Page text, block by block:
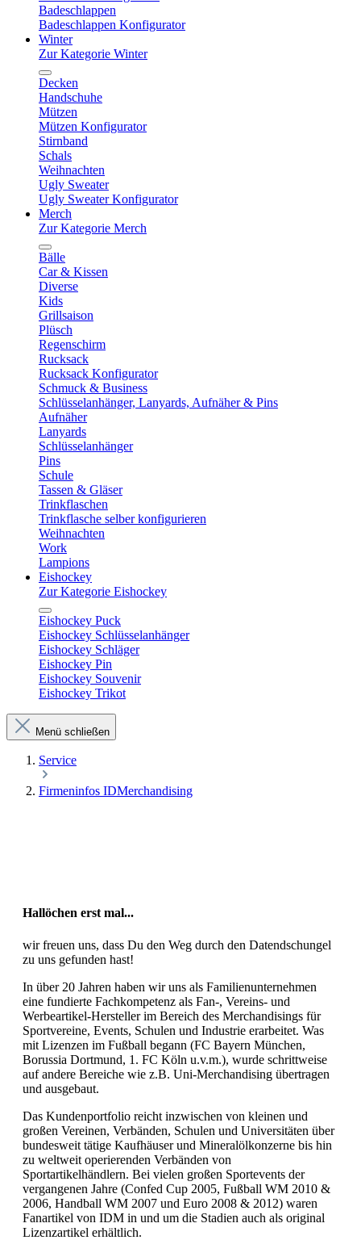
Badeschlappen
Badeschlappen Konfigurator
Winter
Zur Kategorie Winter
Decken
Handschuhe
Mützen
Mützen Konfigurator
Stirnband
Schals
Weihnachten
Ugly Sweater
Ugly Sweater Konfigurator
Merch
Zur Kategorie Merch
Bälle
Car & Kissen
Diverse
Kids
Grillsaison
Plüsch
Regenschirm
Rucksack
Rucksack Konfigurator
Schmuck & Business
Schlüsselanhänger, Lanyards, Aufnäher & Pins
Aufnäher
Lanyards
Schlüsselanhänger
Pins
Schule
Tassen & Gläser
Trinkflaschen
Trinkflasche selber konfigurieren
Weihnachten
Work
Lampions
Eishockey
Zur Kategorie Eishockey
Eishockey Puck
Eishockey Schlüsselanhänger
Eishockey Schläger
Eishockey Pin
Eishockey Souvenir
Eishockey Trikot
Menü schließen
Service
Firmeninfos IDMerchandising
Hallöchen erst mal...
wir freuen uns, dass Du den Weg durch den Datendschungel
zu uns gefunden hast!
In über 20 Jahren haben wir uns als Familienunternehmen
eine fundierte Fachkompetenz als Fan-, Vereins- und
Werbeartikel-Hersteller im Bereich des Merchandisings für
Sportvereine, Events, Schulen und Industrie erarbeitet. Was
mit Lizenzen im Fußball begann (FC Bayern München,
Borussia Dortmund, 1. FC Köln u.v.m.), wurde schrittweise
auf andere Bereiche wie z.B. Uni-Merchandising übertragen
und ausgebaut.
Das Kundenportfolio reicht inzwischen von kleinen und
großen Vereinen, Verbänden, Schulen und Universitäten über
bundesweit tätige Kaufhäuser und Mineralölkonzerne bis hin
zu weltweit operierenden Verbänden von
Sportartikelhändlern. Bei vielen großen Sportevents der
vergangenen Jahre (Confed Cup 2005, Fußball WM 2010 &
2006, Handball WM 2007 und Euro 2008 & 2012) waren
Fanartikel von IDM in und um die Stadien auch als original
Lizenzartikel erhältlich.